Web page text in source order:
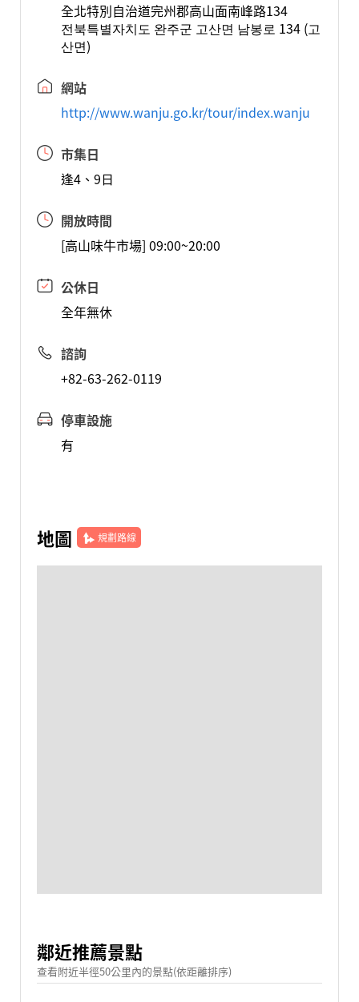
全北特別自治道完州郡高山面南峰路134
전북특별자치도 완주군 고산면 남봉로 134 (고
산면)
網站
http://www.wanju.go.kr/tour/index.wanju
市集日
逢4、9日
開放時間
[高山味牛市場] 09:00~20:00
公休日
全年無休
諮詢
+82-63-262-0119
停車設施
有
地圖 規劃路線
鄰近推薦景點
查看附近半徑50公里內的景點(依距離排序)